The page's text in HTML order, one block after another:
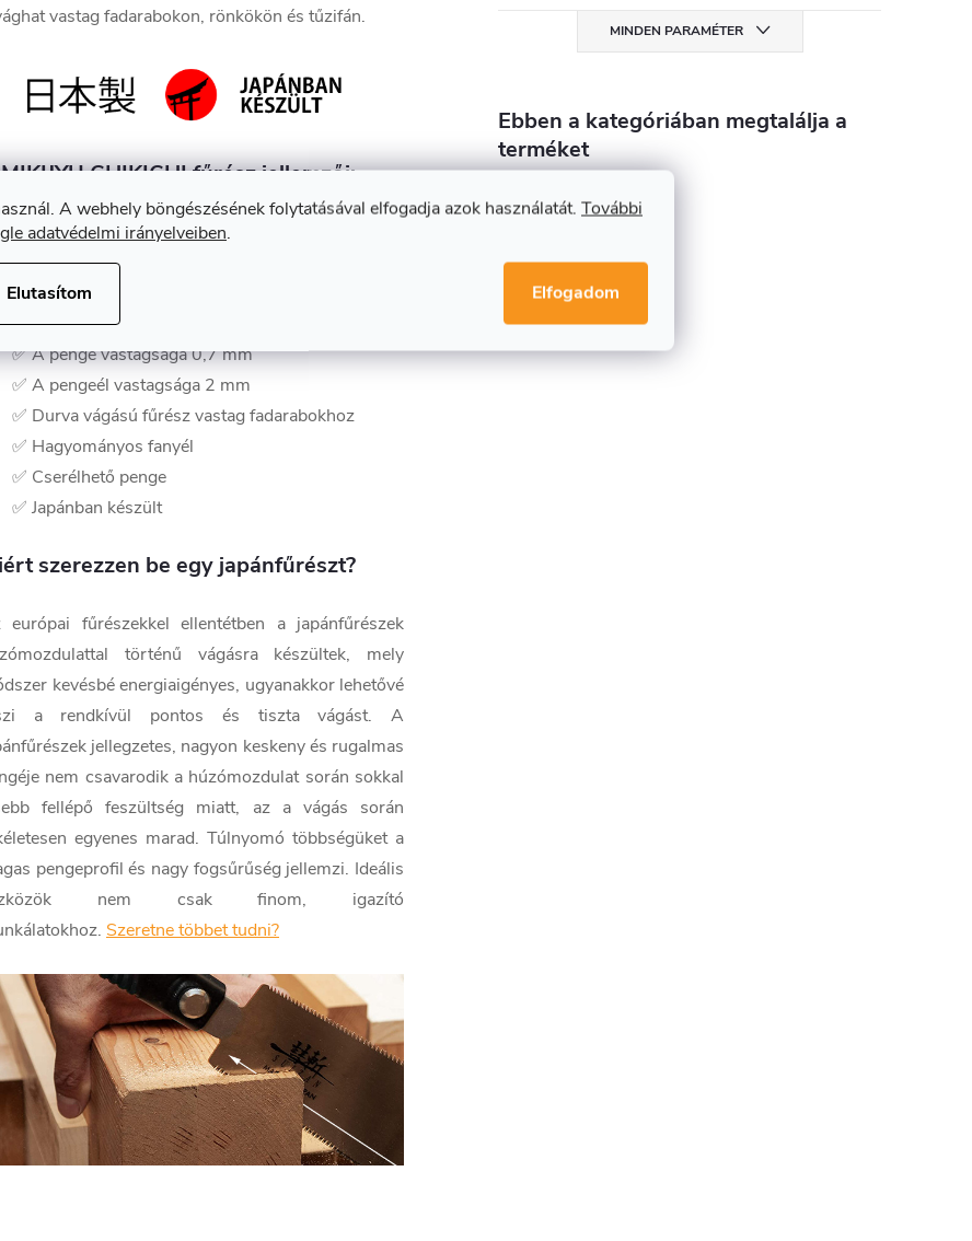
A webhely böngészésének folytatásával elfogadja azok használatát. További
adatvédelmi irányelveiben.
Elutasítom Elfogadom
vastag fadarabokon, rönkökön és tűzifán.
CHIKICHI fűrész jellemzői:
✅ Húzófűrész
✅ Gando típus - nagy asztalosfűrész
✅ Enyhén ívelt penge
✅ Impulzusedzett penge
✅ A penge vastagsága 0,7 mm
✅ A pengeél vastagsága 2 mm
✅ Durva vágású fűrész vastag fadarabokhoz
✅ Hagyományos fanyél
✅ Cserélhető penge
✅ Japánban készült
szerezzen be egy japánfűrészt?
európai fűrészekkel ellentétben a japánfűrészek
történű vágásra készültek, mely
kevésbé energiaigényes, ugyanakkor lehetővé
a rendkívül pontos és tiszta vágást. A
jellegzetes, nagyon keskeny és rugalmas
nem csavarodik a húzómozdulat során sokkal
fellépő feszültség miatt, az a vágás során
egyenes marad. Túlnyomó többségüket a
pengeprofil és nagy fogsűrűség jellemzi. Ideális
nem csak finom, igazító
Szeretne többet tudni?
MINDEN PARAMÉTER
Ebben a kategóriában megtalálja a
terméket
Kataba